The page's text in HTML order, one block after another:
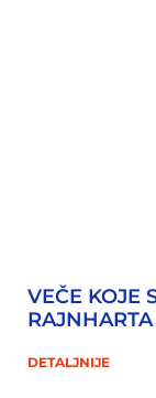
VEČE KOJE
DETALJNIJE